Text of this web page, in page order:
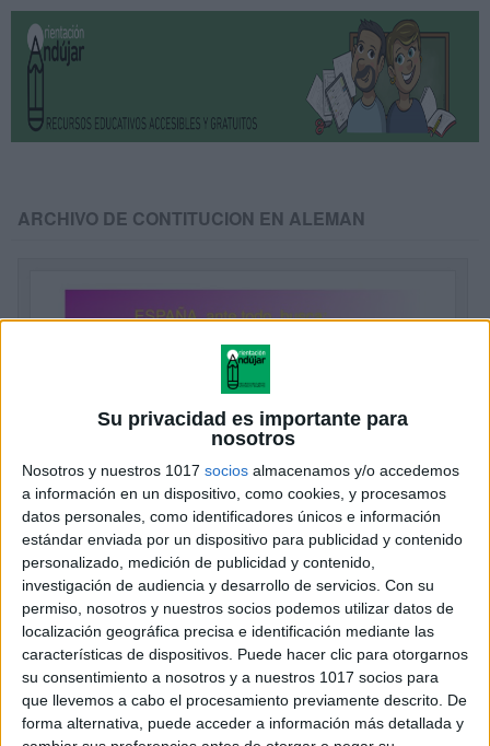
Su privacidad es importante para
nosotros
Nosotros y nuestros 1017 socios almacenamos y/o accedemos
a información en un dispositivo, como cookies, y procesamos
datos personales, como identificadores únicos e información
estándar enviada por un dispositivo para publicidad y contenido
personalizado, medición de publicidad y contenido,
investigación de audiencia y desarrollo de servicios. Con su
permiso, nosotros y nuestros socios podemos utilizar datos de
localización geográfica precisa e identificación mediante las
características de dispositivos. Puede hacer clic para otorgarnos
su consentimiento a nosotros y a nuestros 1017 socios para
que llevemos a cabo el procesamiento previamente descrito. De
forma alternativa, puede acceder a información más detallada y
ARCHIVO DE CONTITUCION EN ALEMAN
La constitución para niños segundo y
tercer ciclo primaria. Presentación y
actividades 2013
Publicado el 26 noviembre, 2013
Continuamos con los matereiales que desde